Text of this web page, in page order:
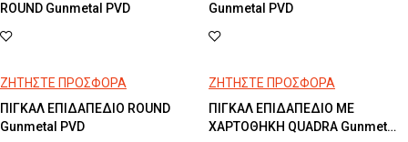
ROUND Gunmetal PVD
Gunmetal PVD
ΖΗΤΗΣΤΕ ΠΡΟΣΦΟΡΑ
ΠΙΓΚΑΛ ΕΠΙΔΑΠΕΔΙΟ ROUND
Gunmetal PVD
ΖΗΤΗΣΤΕ ΠΡΟΣΦΟΡΑ
ΠΙΓΚΑΛ ΕΠΙΔΑΠΕΔΙΟ ΜΕ
ΧΑΡΤΟΘΗΚΗ QUADRA Gunmetal